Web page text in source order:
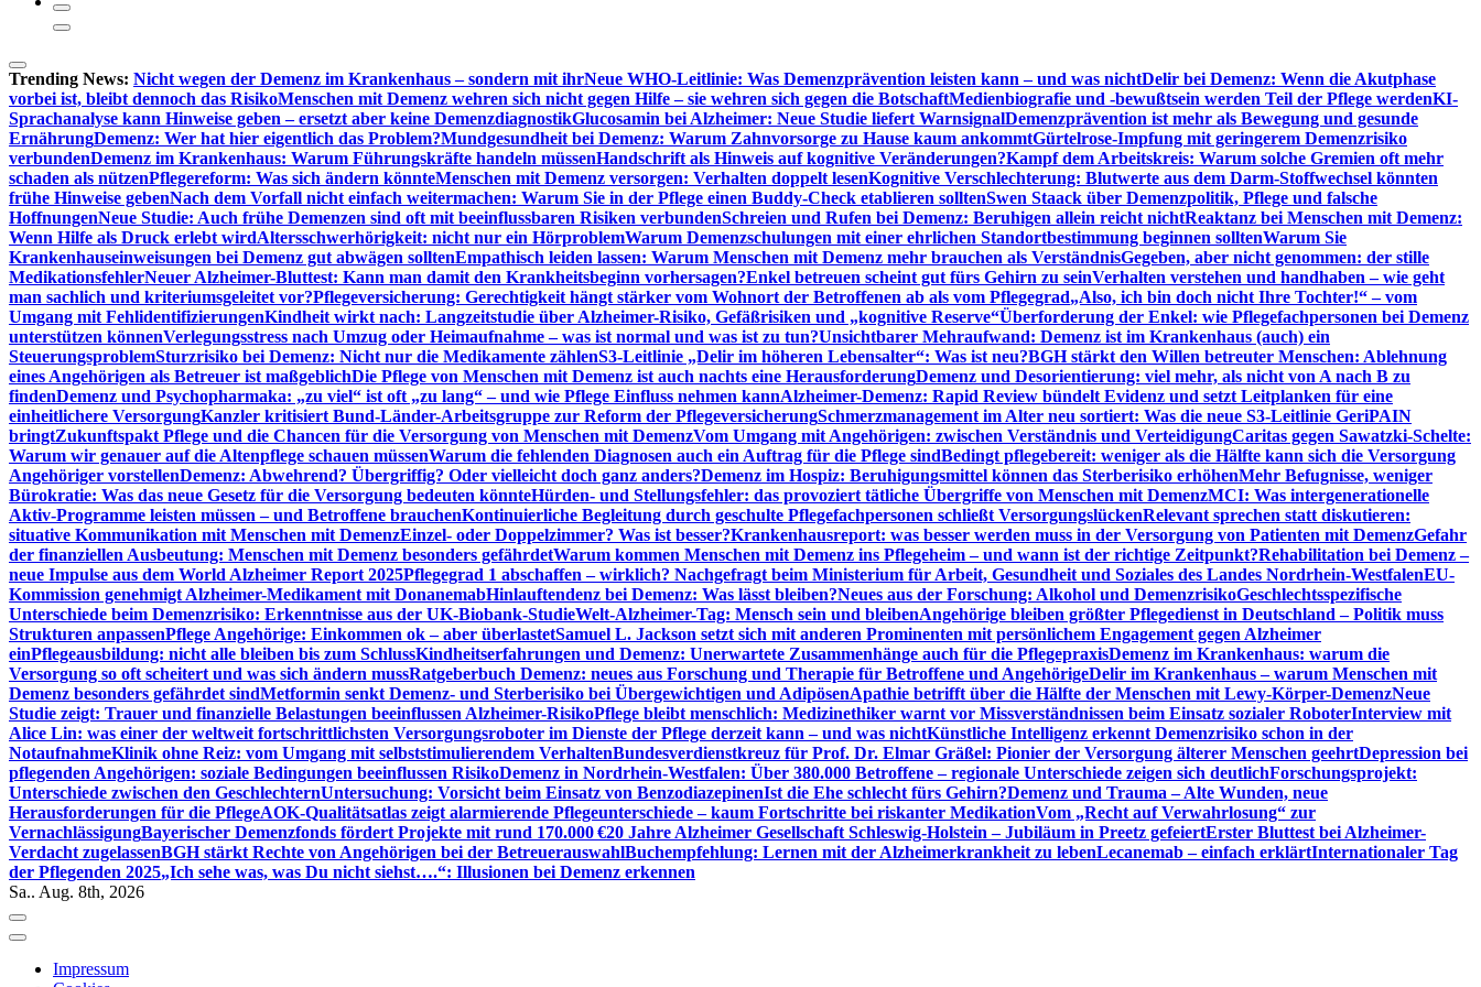
Trending News: Nicht wegen der Demenz im Krankenhaus – sondern mit ihrNeue WHO-Leitlinie: Was Demenzprävention leisten kann – und was nichtDelir bei Demenz: Wenn die Akutphase
vorbei ist, bleibt dennoch das RisikoMenschen mit Demenz wehren sich nicht gegen Hilfe – sie wehren sich gegen die BotschaftMedienbiografie und -bewußtsein werden Teil der Pflege werdenKI-
Sprachanalyse kann Hinweise geben – ersetzt aber keine DemenzdiagnostikGlucosamin bei Alzheimer: Neue Studie liefert WarnsignalDemenzprävention ist mehr als Bewegung und gesunde
ErnährungDemenz: Wer hat hier eigentlich das Problem?Mundgesundheit bei Demenz: Warum Zahnvorsorge zu Hause kaum ankommtGürtelrose-Impfung mit geringerem Demenzrisiko
verbundenDemenz im Krankenhaus: Warum Führungskräfte handeln müssenHandschrift als Hinweis auf kognitive Veränderungen?Kampf dem Arbeitskreis: Warum solche Gremien oft mehr
schaden als nützenPflegereform: Was sich ändern könnteMenschen mit Demenz versorgen: Verhalten doppelt lesenKognitive Verschlechterung: Blutwerte aus dem Darm-Stoffwechsel könnten
frühe Hinweise gebenNach dem Vorfall nicht einfach weitermachen: Warum Sie in der Pflege einen Buddy-Check etablieren solltenSwen Staack über Demenzpolitik, Pflege und falsche
HoffnungenNeue Studie: Auch frühe Demenzen sind oft mit beeinflussbaren Risiken verbundenSchreien und Rufen bei Demenz: Beruhigen allein reicht nichtReaktanz bei Menschen mit Demenz:
Wenn Hilfe als Druck erlebt wirdAltersschwerhörigkeit: nicht nur ein HörproblemWarum Demenzschulungen mit einer ehrlichen Standortbestimmung beginnen solltenWarum Sie
Krankenhauseinweisungen bei Demenz gut abwägen solltenEmpathisch leiden lassen: Warum Menschen mit Demenz mehr brauchen als VerständnisGegeben, aber nicht genommen: der stille
MedikationsfehlerNeuer Alzheimer-Bluttest: Kann man damit den Krankheitsbeginn vorhersagen?Enkel betreuen scheint gut fürs Gehirn zu seinVerhalten verstehen und handhaben – wie geht
man sachlich und kriteriumsgeleitet vor?Pflegeversicherung: Gerechtigkeit hängt stärker vom Wohnort der Betroffenen ab als vom Pflegegrad„Also, ich bin doch nicht Ihre Tochter!“ – vom
Umgang mit FehlidentifizierungenKindheit wirkt nach: Langzeitstudie über Alzheimer-Risiko, Gefäßrisiken und „kognitive Reserve“Überforderung der Enkel: wie Pflegefachpersonen bei Demenz
unterstützen könnenVerlegungsstress nach Umzug oder Heimaufnahme – was ist normal und was ist zu tun?Unsichtbarer Mehraufwand: Demenz ist im Krankenhaus (auch) ein
SteuerungsproblemSturzrisiko bei Demenz: Nicht nur die Medikamente zählenS3-Leitlinie „Delir im höheren Lebensalter“: Was ist neu?BGH stärkt den Willen betreuter Menschen: Ablehnung
eines Angehörigen als Betreuer ist maßgeblichDie Pflege von Menschen mit Demenz ist auch nachts eine HerausforderungDemenz und Desorientierung: viel mehr, als nicht von A nach B zu
findenDemenz und Psychopharmaka: „zu viel“ ist oft „zu lang“ – und wie Pflege Einfluss nehmen kannAlzheimer-Demenz: Rapid Review bündelt Evidenz und setzt Leitplanken für eine
einheitlichere VersorgungKanzler kritisiert Bund-Länder-Arbeitsgruppe zur Reform der PflegeversicherungSchmerzmanagement im Alter neu sortiert: Was die neue S3-Leitlinie GeriPAIN
bringtZukunftspakt Pflege und die Chancen für die Versorgung von Menschen mit DemenzVom Umgang mit Angehörigen: zwischen Verständnis und VerteidigungCaritas gegen Sawatzki-Schelte:
Warum wir genauer auf die Altenpflege schauen müssenWarum die fehlenden Diagnosen auch ein Auftrag für die Pflege sindBedingt pflegebereit: weniger als die Hälfte kann sich die Versorgung
Angehöriger vorstellenDemenz: Abwehrend? Übergriffig? Oder vielleicht doch ganz anders?Demenz im Hospiz: Beruhigungsmittel können das Sterberisiko erhöhenMehr Befugnisse, weniger
Bürokratie: Was das neue Gesetz für die Versorgung bedeuten könnteHürden- und Stellungsfehler: das provoziert tätliche Übergriffe von Menschen mit DemenzMCI: Was intergenerationelle
Aktiv-Programme leisten müssen – und Betroffene brauchenKontinuierliche Begleitung durch geschulte Pflegefachpersonen schließt VersorgungslückenRelevant sprechen statt diskutieren:
situative Kommunikation mit Menschen mit DemenzEinzel- oder Doppelzimmer? Was ist besser?Krankenhausreport: was besser werden muss in der Versorgung von Patienten mit DemenzGefahr
der finanziellen Ausbeutung: Menschen mit Demenz besonders gefährdetWarum kommen Menschen mit Demenz ins Pflegeheim – und wann ist der richtige Zeitpunkt?Rehabilitation bei Demenz –
neue Impulse aus dem World Alzheimer Report 2025Pflegegrad 1 abschaffen – wirklich? Nachgefragt beim Ministerium für Arbeit, Gesundheit und Soziales des Landes Nordrhein-WestfalenEU-
Kommission genehmigt Alzheimer-Medikament mit DonanemabHinlauftendenz bei Demenz: Was lässt bleiben?Neues aus der Forschung: Alkohol und DemenzrisikoGeschlechtsspezifische
Unterschiede beim Demenzrisiko: Erkenntnisse aus der UK-Biobank-StudieWelt-Alzheimer-Tag: Mensch sein und bleibenAngehörige bleiben größter Pflegedienst in Deutschland – Politik muss
Strukturen anpassenPflege Angehörige: Einkommen ok – aber überlastetSamuel L. Jackson setzt sich mit anderen Prominenten mit persönlichem Engagement gegen Alzheimer
einPflegeausbildung: nicht alle bleiben bis zum SchlussKindheitserfahrungen und Demenz: Unerwartete Zusammenhänge auch für die PflegepraxisDemenz im Krankenhaus: warum die
Versorgung so oft scheitert und was sich ändern mussRatgeberbuch Demenz: neues aus Forschung und Therapie für Betroffene und AngehörigeDelir im Krankenhaus – warum Menschen mit
Demenz besonders gefährdet sindMetformin senkt Demenz- und Sterberisiko bei Übergewichtigen und AdipösenApathie betrifft über die Hälfte der Menschen mit Lewy-Körper-DemenzNeue
Studie zeigt: Trauer und finanzielle Belastungen beeinflussen Alzheimer-RisikoPflege bleibt menschlich: Medizinethiker warnt vor Missverständnissen beim Einsatz sozialer RoboterInterview mit
Alice Lin: was einer der weltweit fortschrittlichsten Versorgungsroboter im Dienste der Pflege derzeit kann – und was nichtKünstliche Intelligenz erkennt Demenzrisiko schon in der
NotaufnahmeKlinik ohne Reiz: vom Umgang mit selbststimulierendem VerhaltenBundesverdienstkreuz für Prof. Dr. Elmar Gräßel: Pionier der Versorgung älterer Menschen geehrtDepression bei
pflegenden Angehörigen: soziale Bedingungen beeinflussen RisikoDemenz in Nordrhein-Westfalen: Über 380.000 Betroffene – regionale Unterschiede zeigen sich deutlichForschungsprojekt:
Unterschiede zwischen den GeschlechternUntersuchung: Vorsicht beim Einsatz von BenzodiazepinenIst die Ehe schlecht fürs Gehirn?Demenz und Trauma – Alte Wunden, neue
Herausforderungen für die PflegeAOK-Qualitätsatlas zeigt alarmierende Pflegeunterschiede – kaum Fortschritte bei riskanter MedikationVom „Recht auf Verwahrlosung“ zur
VernachlässigungBayerischer Demenzfonds fördert Projekte mit rund 170.000 €20 Jahre Alzheimer Gesellschaft Schleswig-Holstein – Jubiläum in Preetz gefeiertErster Bluttest bei Alzheimer-
Verdacht zugelassenBGH stärkt Rechte von Angehörigen bei der BetreuerauswahlBuchempfehlung: Lernen mit der Alzheimerkrankheit zu lebenLecanemab – einfach erklärtInternationaler Tag
der Pflegenden 2025„Ich sehe was, was Du nicht siehst….“: Illusionen bei Demenz erkennen
Sa.. Aug. 8th, 2026
Impressum